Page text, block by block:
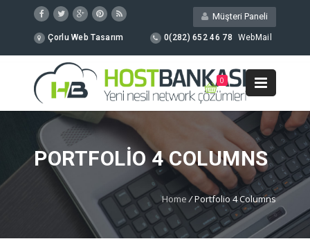
Müşteri Paneli
Çorlu Web Tasarım 0(282) 652 46 78 WebMail
0
PORTFOLIO 4 COLUMNS
Home /Portfolio 4 Columns